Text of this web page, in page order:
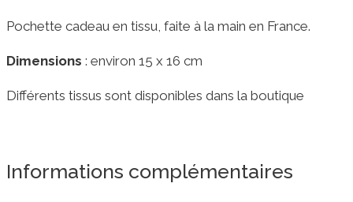
Pochette cadeau en tissu, faite à la main en France.
Dimensions : environ 15 x 16 cm
Différents tissus sont disponibles dans la boutique
Informations complémentaires